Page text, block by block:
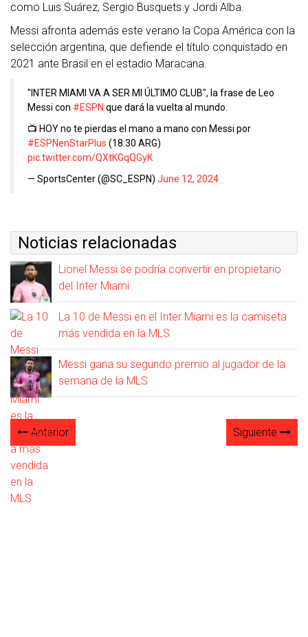
como Luis Suárez, Sergio Busquets y Jordi Alba.
Messi afronta además este verano la Copa América con la
selección argentina, que defiende el título conquistado en
2021 ante Brasil en el estadio Maracana.
"INTER MIAMI VA A SER MI ÚLTIMO CLUB", la frase de Leo
Messi con #ESPN que dará la vuelta al mundo.
📺 HOY no te pierdas el mano a mano con Messi por
#ESPNenStarPlus (18:30 ARG)
pic.twitter.com/QXtKGqQGyK
— SportsCenter (@SC_ESPN) June 12, 2024
Noticias relacionadas
Lionel Messi se podría convertir en propietario
del Inter Miami
La 10 de Messi en el Inter Miami es la camiseta
más vendida en la MLS
Messi gana su segundo premio al jugador de la
semana de la MLS
Anterior Siguiente